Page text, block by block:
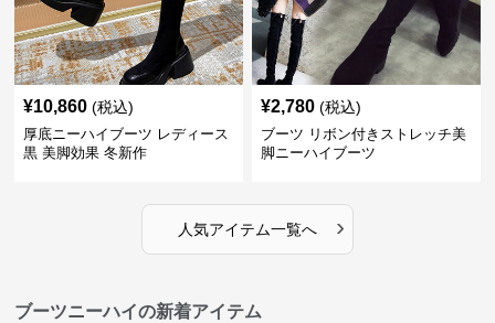
¥10,860 (税込)
厚底ニーハイブーツ レディース
黒 美脚効果 冬新作
¥2,780 (税込)
ブーツ リボン付きストレッチ美
脚ニーハイブーツ
人気アイテム一覧へ ›
ブーツニーハイの新着アイテム